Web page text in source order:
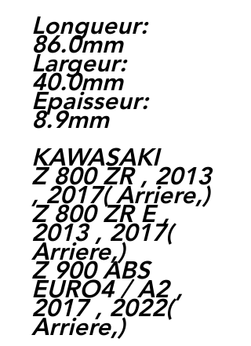
Longueur:
86.0mm
Largeur:
40.0mm
Epaisseur:
8.9mm
KAWASAKI
Z 800 ZR , 2013
, 2017(Arriere,)
Z 800 ZR E ,
2013 , 2017(
Arriere,)
Z 900 ABS
EURO4 / A2 ,
2017 , 2022(
Arriere,)